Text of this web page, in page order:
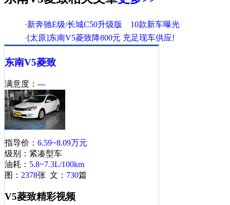
·新奔驰E级/长城C50升级版 10款新车曝光
·[太原]东南V5菱致降800元 充足现车供应!
·预算8万购车足矣 6款高性价比家用车推荐
·
·一周降价TOP10：超划算冷门车最高降18万
·[温州]东南V5菱致最高降5000 送导航礼包
·[呼和浩特]东南V5菱致送价值1万元大礼包
·感性科技智绘未来 V5菱致上市发布宣传片
·现金最高优惠3万 东南三菱全系月末抄底!
东南V5菱致相关热帖
·东南V5菱致怎么样？-记我的东南V5菱致1年用车真实感
东南V5菱致
满意度： ---
指导价： 6.59~8.09万元
级别：紧凑型车
油耗： 5.8~7.3L/100km
图： 2378张 文： 730篇
V5菱致精彩视频